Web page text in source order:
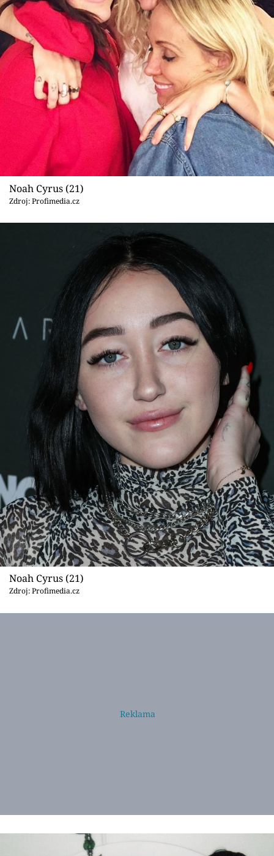
Noah Cyrus (21)
Zdroj: Profimedia.cz
Noah Cyrus (21)
Zdroj: Profimedia.cz